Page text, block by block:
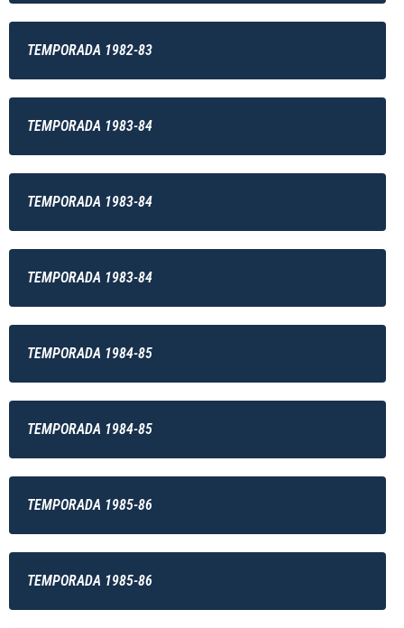
TEMPORADA 1982-83
TEMPORADA 1983-84
TEMPORADA 1983-84
TEMPORADA 1983-84
TEMPORADA 1984-85
TEMPORADA 1984-85
TEMPORADA 1985-86
TEMPORADA 1985-86